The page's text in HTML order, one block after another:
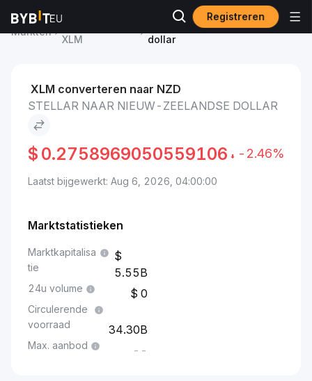
Registreren
Markten
Stellar-prijs
XLM
Stellar to Nieuw-Zeelandse
dollar
XLM converteren naar NZD
STELLAR NAAR NIEUW-ZEELANDSE DOLLAR
$ 0.2758969050559106 -2.46%
Laatst bijgewerkt: Aug 6, 2026, 04:00:00
Marktstatistieken
Marktkapitalisa
tie
5.55B
24u volume 0
Circulerende
voorraad
34.30B
Max. aanbod --